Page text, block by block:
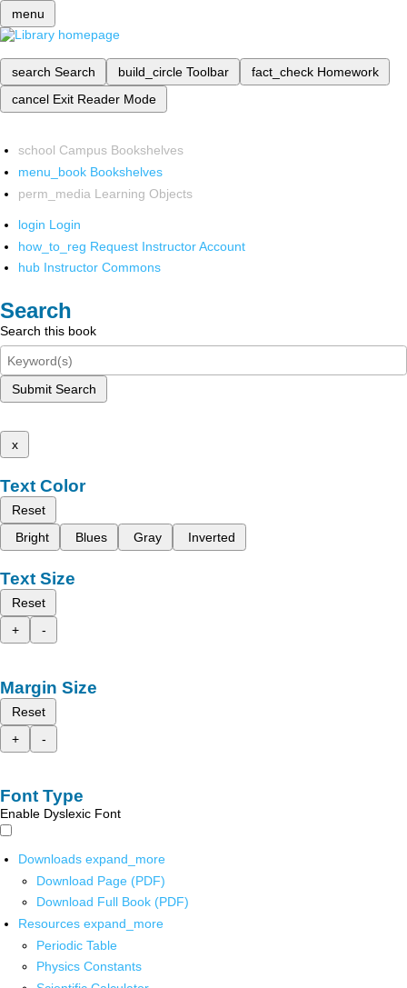
menu
search Search build_circle Toolbar fact_check Homework
cancel Exit Reader Mode
school Campus Bookshelves
menu_book Bookshelves
perm_media Learning Objects
login Login
how_to_reg Request Instructor Account
hub Instructor Commons
Search
Search this book
Submit Search
x
Text Color
Reset
Bright
Blues Gray Inverted
Text Size
Reset
+
-
Margin Size
Reset
+
-
Font Type
Enable Dyslexic Font
Downloads expand_more
Download Page (PDF)
Download Full Book (PDF)
Resources expand_more
Periodic Table
Physics Constants